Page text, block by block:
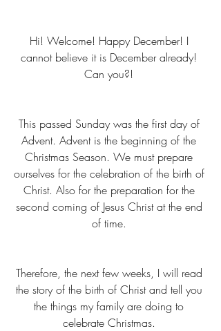
Hi! Welcome! Happy December! I
cannot believe it is December already!
Can you?!
This passed Sunday was the first day of
Advent. Advent is the beginning of the
Christmas Season. We must prepare
ourselves for the celebration of the birth of
Christ. Also for the preparation for the
second coming of Jesus Christ at the end
of time.
Therefore, the next few weeks, I will read
the story of the birth of Christ and tell you
the things my family are doing to
celebrate Christmas.